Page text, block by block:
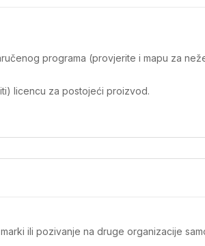
programa (provjerite i mapu za
licencu za postojeći proizvod.
ili pozivanje na druge organizacije